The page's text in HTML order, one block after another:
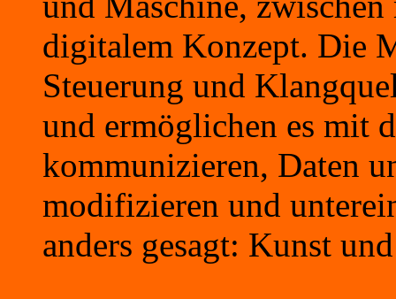
digitalem Konzept. Die
Steuerung und
und ermöglichen es mit
kommunizieren, Daten
modifizieren und
anders gesagt: Kunst